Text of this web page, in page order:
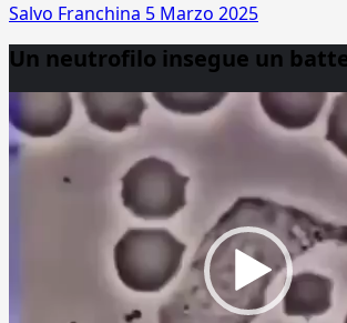
Salvo Franchina 5 Marzo 2025
Un neutrofilo insegue un
Player